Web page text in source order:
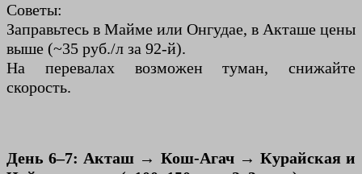
Советы:
Заправьтесь в Майме или Онгудае, в Акташе цены
выше (~35 руб./л за 92-й).
На перевалах возможен туман, снижайте
скорость.
День 6–7: Акташ → Кош-Агач → Курайская и